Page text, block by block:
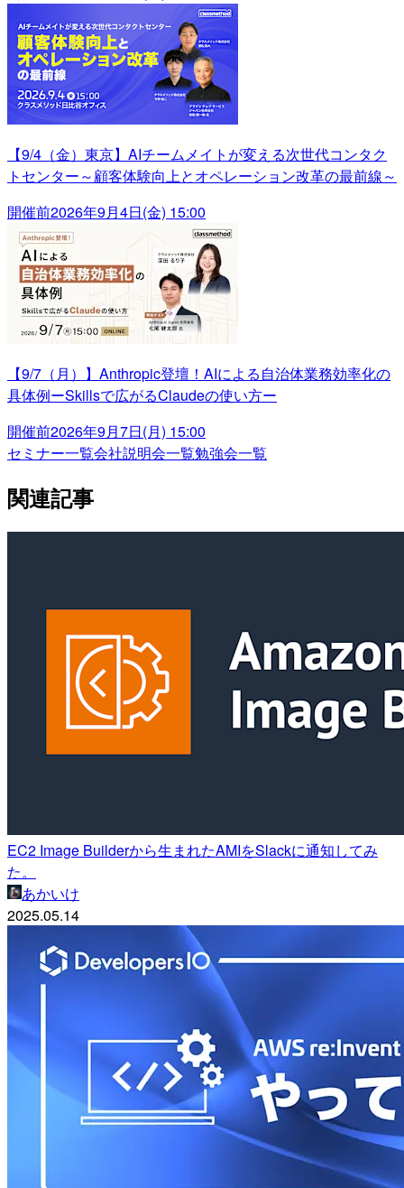
【9/4（金）東京】AIチームメイトが変える次世代コンタク
トセンター～顧客体験向上とオペレーション改革の最前線～
開催前2026年9月4日(金) 15:00
【9/7（月）】Anthropic登壇！AIによる自治体業務効率化の
具体例ーSkillsで広がるClaudeの使い方ー
開催前2026年9月7日(月) 15:00
セミナー一覧会社説明会一覧勉強会一覧
関連記事
EC2 Image Builderから生まれたAMIをSlackに通知してみ
た。
あかいけ
2025.05.14